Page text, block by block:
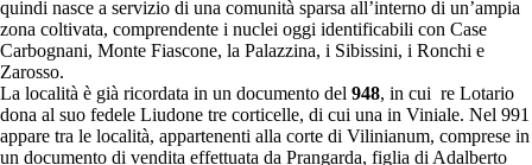
quindi nasce a servizio di una comunità sparsa all’interno di un’ampia
zona coltivata, comprendente i nuclei oggi identificabili con Case
Carbognani, Monte Fiascone, la Palazzina, i Sibissini, i Ronchi e
Zarosso.
La località è già ricordata in un documento del 948, in cui re Lotario
dona al suo fedele Liudone tre corticelle, di cui una in Viniale. Nel 991
appare tra le località, appartenenti alla corte di Vilinianum, comprese in
un documento di vendita effettuata da Prangarda, figlia di Adalberto